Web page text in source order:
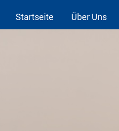
Startseite Über Uns